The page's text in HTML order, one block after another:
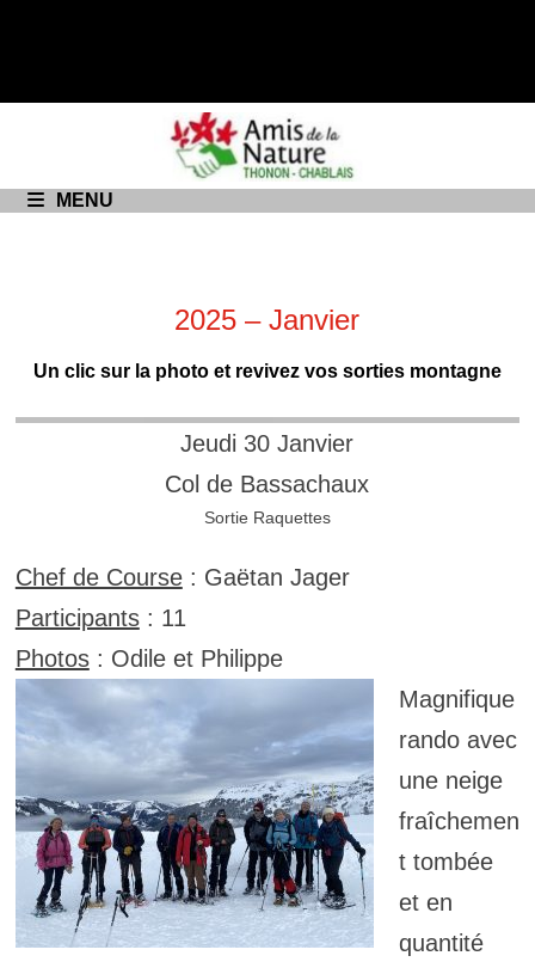
Passer
MENU
2025 – Janvier
Un clic sur la photo et revivez vos sorties montagne
Jeudi 30 Janvier
Col de Bassachaux
Sortie Raquettes
Chef de Course: Gaëtan Jager
Participants: 11
Photos: Odile et Philippe
Magnifique
rando avec
une neige
fraîchemen
t tombée
et en
quantité